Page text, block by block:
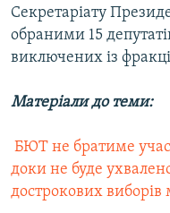
Усі сайти RFE/RL
Секретарiату
обраними 15
виключених iз
Матеріали до теми:
 БЮТ не братиме
доки не буде
дострокових